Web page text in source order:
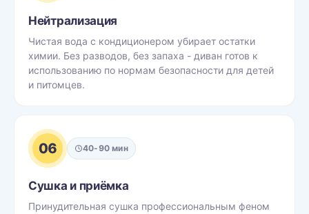
Нейтрализация
Чистая вода с кондиционером убирает остатки
химии. Без разводов, без запаха - диван готов к
использованию по нормам безопасности для детей
и питомцев.
06 40-90 мин
Сушка и приёмка
Принудительная сушка профессиональным феном